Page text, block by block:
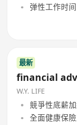
弹性工作时
最新
financial
W.Y. LIFE
競爭性底薪
全面健康保